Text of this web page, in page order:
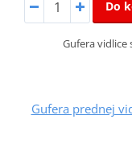
Do
Gufera vidlice
Gufera prednej